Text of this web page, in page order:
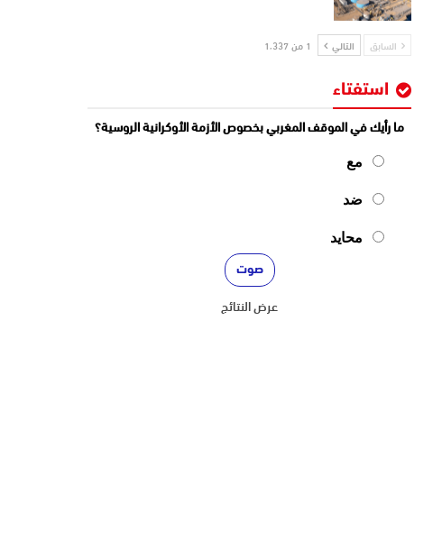
السابق التالي 1 من 1٬337
استفتاء
ما رأيك في الموقف المغربي بخصوص الأزمة الأوكرانية الروسية؟
مع
ضد
محايد
عرض النتائج